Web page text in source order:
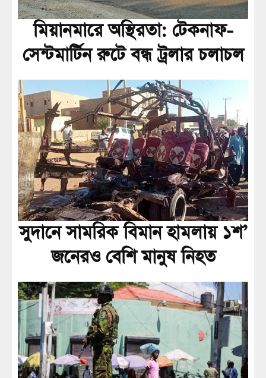
মিয়ানমারে অস্থিরতা: টেকনাফ-
সেন্টমার্টিন রুটে বন্ধ ট্রলার চলাচল
সুদানে সামরিক বিমান হামলায় ১শ’
জনেরও বেশি মানুষ নিহত